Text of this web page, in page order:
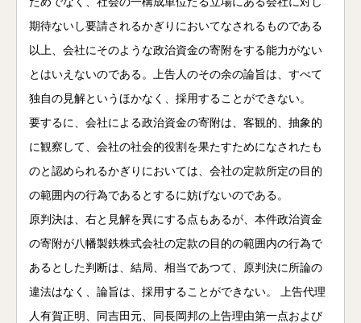
期待ないし要請されるかぎりにおいてなされるものである
以上、会社にそのような政治資金の寄附をする能力がない
とはいえないのである。上告人のその余の論旨は、すべて
独自の見解というほかなく、採用することができない。
要するに、会社による政治資金の寄附は、客観的、抽象的
に観察して、会社の社会的役割を果たすためになされたも
のと認められるかぎりにおいては、会社の定款所定の目的
の範囲内の行為であるとするに妨げないのである。
原判決は、右と見解を異にする点もあるが、本件政治資金
の寄附が八幡製鉄株式会社の定款の目的の範囲内の行為で
あるとした判断は、結局、相当であつて、原判決に所論の
違法はなく、論旨は、採用することができない。 上告代理
人有賀正明、同吉田元、同長岡邦の上告理由第一点および